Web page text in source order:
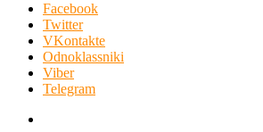
Facebook
Twitter
VKontakte
Odnoklassniki
Viber
Telegram